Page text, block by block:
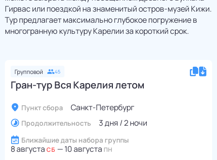
Гирвас или поездкой на знаменитый остров-музей Кижи.
Тур предлагает максимально глубокое погружение в
многогранную культуру Карелии за короткий срок.
Групповой 45
Гран-тур Вся Карелия летом
Пункт сбора Санкт-Петербург
Продолжительность 3 дня / 2 ночи
Ближайшие даты набора группы
8 августа СБ —10 августа ПН